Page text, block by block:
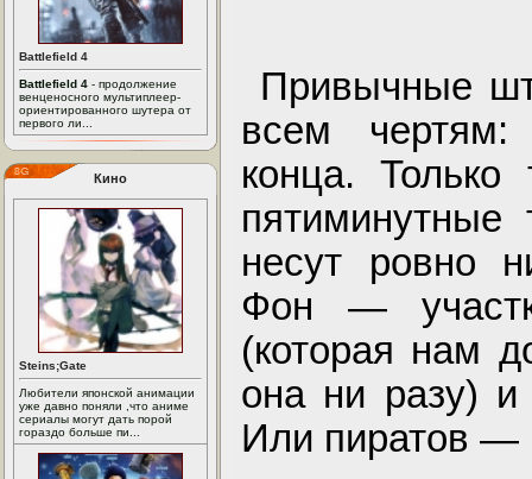
Battlefield 4
Battlefield 4 - продолжение
венценосного мультиплеер-
ориентированного шутера от
первого ли...
Кино
Steins;Gate
Любители японской анимации
уже давно поняли ,что аниме
сериалы могут дать порой
гораздо больше пи...
Привычные
всем чертям:
конца.
несут ровно
Фон —
(которая нам
она ни разу)
Или пиратов —